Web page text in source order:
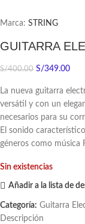
Marca: STRING
GUITARRA
S/400.00 S/349.00
La nueva guitarra
versátil y con un
necesarios para su
El sonido
géneros como música
Sin existencias
Añadir a la lista de
Categoría: Guitarra
Descripción